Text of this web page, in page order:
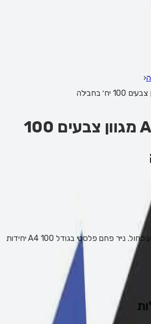
‹
נייר קופי A4 מגוון צבעים 100
נייר קופי (העתקה) בצבע כחול. נייר פחם פלסטי בגודל A4 100 יחידות